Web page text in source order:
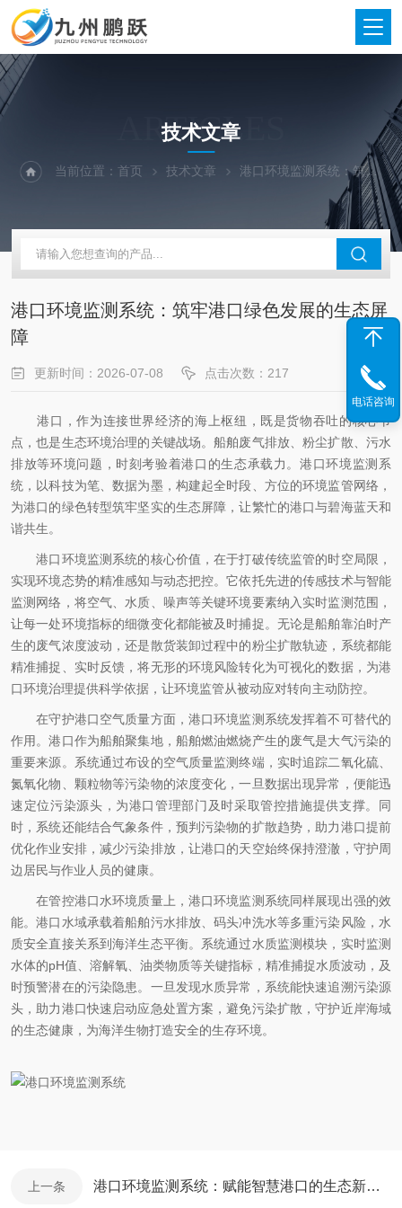
ARTICLES
技术文章
当前位置：首页 技术文章 港口环境监测系统：筑牢港口绿色发展的生态屏障
港口环境监测系统：筑牢港口绿色发展的生态屏
障
更新时间：2026-07-08 点击次数：217
港口，作为连接世界经济的海上枢纽，既是货物吞吐的核心节
点，也是生态环境治理的关键战场。船舶废气排放、粉尘扩散、污水
排放等环境问题，时刻考验着港口的生态承载力。港口环境监测系
统，以科技为笔、数据为墨，构建起全时段、方位的环境监管网络，
为港口的绿色转型筑牢坚实的生态屏障，让繁忙的港口与碧海蓝天和
谐共生。
港口环境监测系统的核心价值，在于打破传统监管的时空局限，
实现环境态势的精准感知与动态把控。它依托先进的传感技术与智能
监测网络，将空气、水质、噪声等关键环境要素纳入实时监测范围，
让每一处环境指标的细微变化都能被及时捕捉。无论是船舶靠泊时产
生的废气浓度波动，还是散货装卸过程中的粉尘扩散轨迹，系统都能
精准捕捉、实时反馈，将无形的环境风险转化为可视化的数据，为港
口环境治理提供科学依据，让环境监管从被动应对转向主动防控。
在守护港口空气质量方面，港口环境监测系统发挥着不可替代的
作用。港口作为船舶聚集地，船舶燃油燃烧产生的废气是大气污染的
重要来源。系统通过布设的空气质量监测终端，实时追踪二氧化硫、
氮氧化物、颗粒物等污染物的浓度变化，一旦数据出现异常，便能迅
速定位污染源头，为港口管理部门及时采取管控措施提供支撑。同
时，系统还能结合气象条件，预判污染物的扩散趋势，助力港口提前
优化作业安排，减少污染排放，让港口的天空始终保持澄澈，守护周
边居民与作业人员的健康。
在管控港口水环境质量上，港口环境监测系统同样展现出强的效
能。港口水域承载着船舶污水排放、码头冲洗水等多重污染风险，水
质安全直接关系到海洋生态平衡。系统通过水质监测模块，实时监测
水体的pH值、溶解氧、油类物质等关键指标，精准捕捉水质波动，及
时预警潜在的污染隐患。一旦发现水质异常，系统能快速追溯污染源
头，助力港口快速启动应急处置方案，避免污染扩散，守护近岸海域
的生态健康，为海洋生物打造安全的生存环境。
上一条 港口环境监测系统：赋能智慧港口的生态新引擎
电话咨询